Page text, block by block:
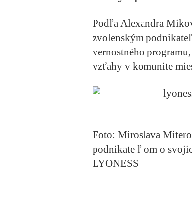
Podľa Alexandra
zvolenským
vernostného
vzťahy v komunite
Foto: Miroslava
podnikate ľ om o
LYONESS